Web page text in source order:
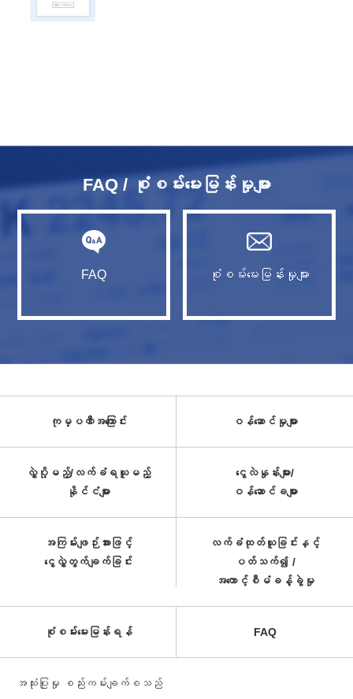
FAQ / စုံစမ်းမေးမြန်းမှုများ
FAQ စုံစမ်းမေးမြန်းမှုများ
ကုမ္ပဏီအကြောင်း ဝန်ဆောင်မှုများ
လွှဲပို့မည့်/လက်ခံရယူမည့်
နိုင်ငံများ
ငွေလဲနှုန်းများ/
ဝန်ဆောင်ခများ
အကြမ်းဖျဉ်းအားဖြင့်
ငွေလွှဲတွက်ချက်ခြင်း
လက်ခံထုတ်ယူခြင်းနှင့်
ပတ်သက်၍ /
အကောင့်စီမံခန့်ခွဲမှု
စုံစမ်းမေးမြန်းရန် FAQ
အသုံးပြုမှု စည်းကမ်းချက်စသည်